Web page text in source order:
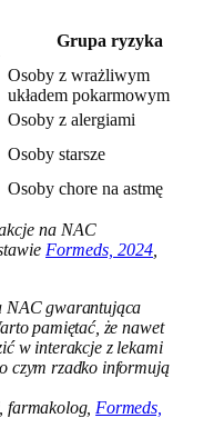
Grupa ryzyka
Osoby z wrażliwym
układem pokarmowym
Osoby z alergiami
Osoby starsze
Osoby chore na astmę
na NAC
Formeds, 2024
NAC gwarantująca
pamiętać, że nawet
w interakcje z lekami
czym rzadko informują
farmakolog, Formeds,